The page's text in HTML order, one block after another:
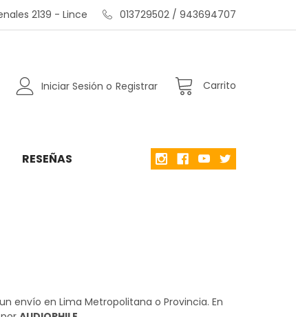
2139 - Lince 013729502 / 943694707
Iniciar Sesión o Registrar Carrito
RESEÑAS
envío en Lima Metropolitana o Provincia. En